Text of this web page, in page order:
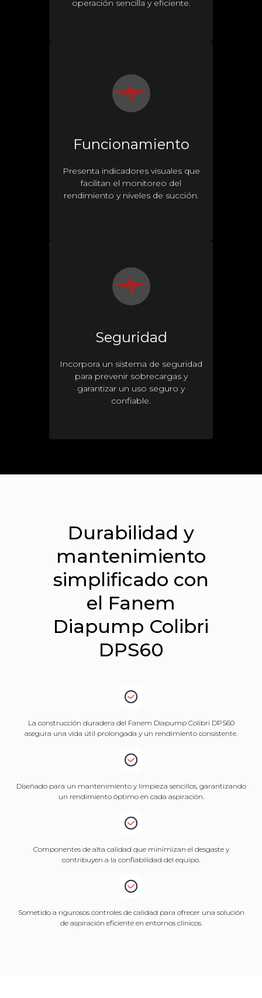
operación sencilla y eficiente.
Funcionamiento
Presenta indicadores visuales que
facilitan el monitoreo del
rendimiento y niveles de succión.
Seguridad
Incorpora un sistema de seguridad
para prevenir sobrecargas y
garantizar un uso seguro y
confiable.
Durabilidad y
mantenimiento
simplificado con
el Fanem
Diapump Colibri
DPS60
La construcción duradera del Fanem Diapump Colibri DPS60
asegura una vida útil prolongada y un rendimiento consistente.
Diseñado para un mantenimiento y limpieza sencillos, garantizando
un rendimiento óptimo en cada aspiración.
Componentes de alta calidad que minimizan el desgaste y
contribuyen a la confiabilidad del equipo.
Sometido a rigurosos controles de calidad para ofrecer una solución
de aspiración eficiente en entornos clínicos.